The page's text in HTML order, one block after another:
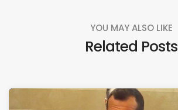
YOU MAY ALSO LIKE
Related Posts